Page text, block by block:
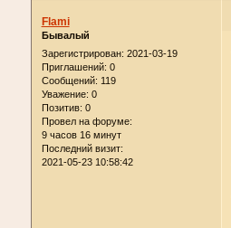
Flami
Бывалый
Зарегистрирован: 2021-03-19
Приглашений: 0
Сообщений: 119
Уважение: 0
Позитив: 0
Провел на форуме:
9 часов 16 минут
Последний визит:
2021-05-23 10:58:42